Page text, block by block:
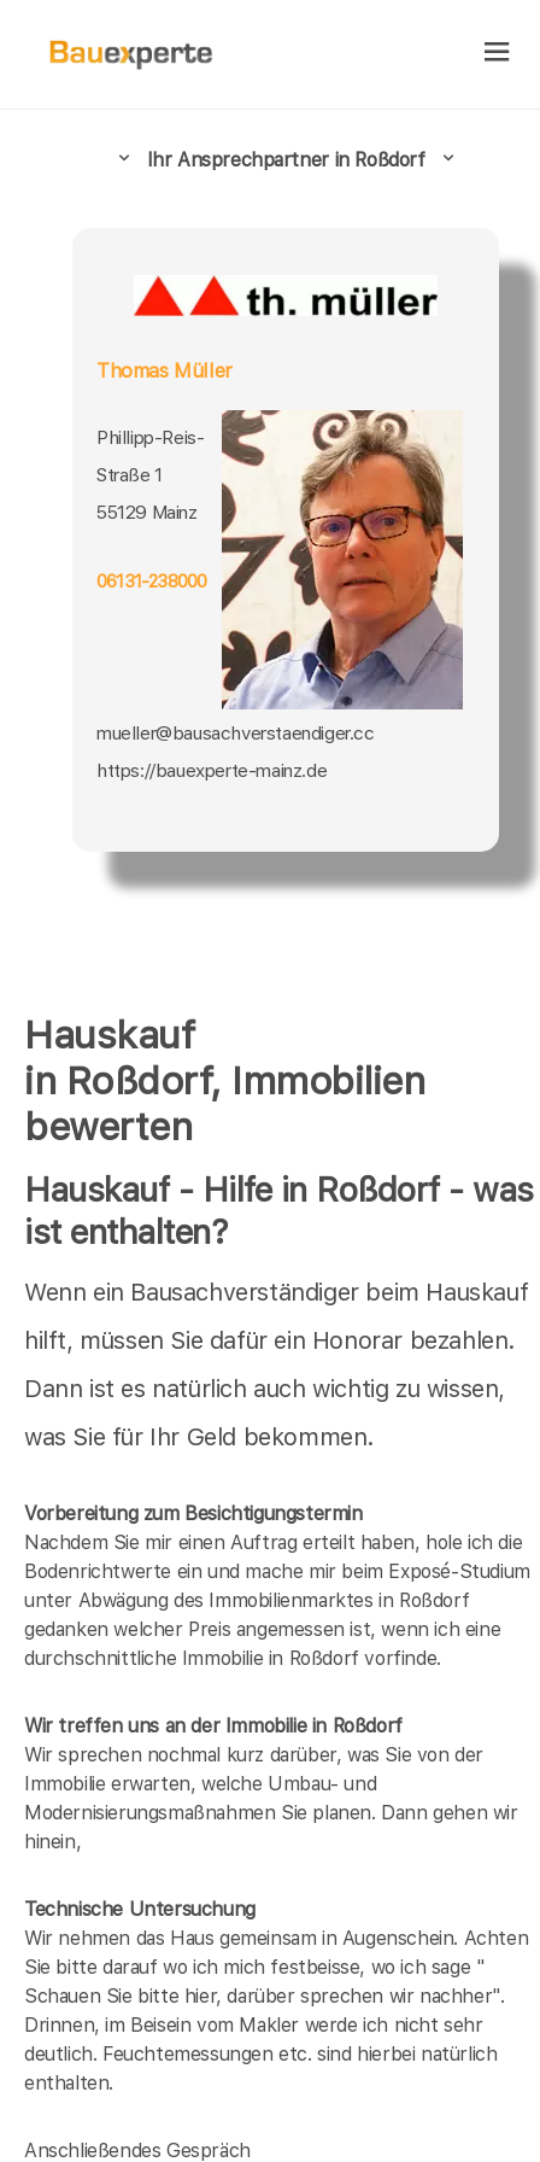
Hauskauf
in Roßdorf, Immobilien
bewerten
Hauskauf - Hilfe in Roßdorf - was
ist enthalten?
Wenn ein Bausachverständiger beim Hauskauf
hilft, müssen Sie dafür ein Honorar bezahlen.
Dann ist es natürlich auch wichtig zu wissen,
was Sie für Ihr Geld bekommen.
Vorbereitung zum Besichtigungstermin
Nachdem Sie mir einen Auftrag erteilt haben, hole ich die
Bodenrichtwerte ein und mache mir beim Exposé-Studium
unter Abwägung des Immobilienmarktes in Roßdorf
gedanken welcher Preis angemessen ist, wenn ich eine
durchschnittliche Immobilie in Roßdorf vorfinde.
Wir treffen uns an der Immobilie in Roßdorf
Wir sprechen nochmal kurz darüber, was Sie von der
Immobilie erwarten, welche Umbau- und
Modernisierungsmaßnahmen Sie planen. Dann gehen wir
hinein,
Technische Untersuchung
Wir nehmen das Haus gemeinsam in Augenschein. Achten
Sie bitte darauf wo ich mich festbeisse, wo ich sage "
Schauen Sie bitte hier, darüber sprechen wir nachher".
Drinnen, im Beisein vom Makler werde ich nicht sehr
deutlich. Feuchtemessungen etc. sind hierbei natürlich
enthalten.
Anschließendes Gespräch
Ihr Ansprechpartner in Roßdorf
Thomas Müller
Phillipp-Reis-
Straße 1
55129 Mainz
06131-238000
mueller@bausachverstaendiger.cc
https://bauexperte-mainz.de